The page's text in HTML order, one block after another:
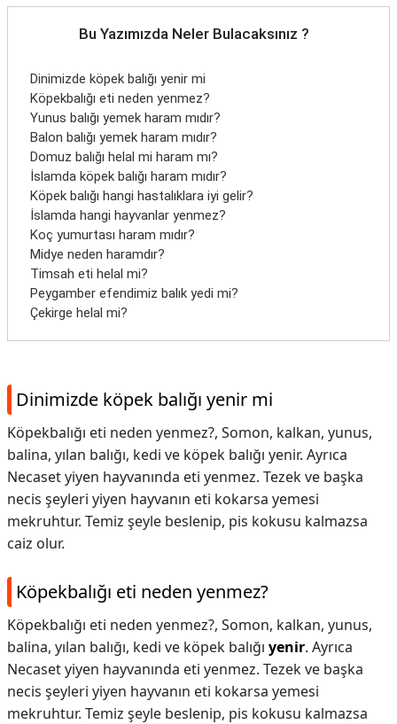
Bu Yazımızda Neler Bulacaksınız ?
Dinimizde köpek balığı yenir mi
Köpekbalığı eti neden yenmez?
Yunus balığı yemek haram mıdır?
Balon balığı yemek haram mıdır?
Domuz balığı helal mi haram mı?
İslamda köpek balığı haram mıdır?
Köpek balığı hangi hastalıklara iyi gelir?
İslamda hangi hayvanlar yenmez?
Koç yumurtası haram mıdır?
Midye neden haramdır?
Timsah eti helal mi?
Peygamber efendimiz balık yedi mi?
Çekirge helal mi?
Dinimizde köpek balığı yenir mi
Köpekbalığı eti neden yenmez?, Somon, kalkan, yunus,
balina, yılan balığı, kedi ve köpek balığı yenir. Ayrıca
Necaset yiyen hayvanında eti yenmez. Tezek ve başka
necis şeyleri yiyen hayvanın eti kokarsa yemesi
mekruhtur. Temiz şeyle beslenip, pis kokusu kalmazsa
caiz olur.
Köpekbalığı eti neden yenmez?
Köpekbalığı eti neden yenmez?, Somon, kalkan, yunus,
balina, yılan balığı, kedi ve köpek balığı yenir. Ayrıca
Necaset yiyen hayvanında eti yenmez. Tezek ve başka
necis şeyleri yiyen hayvanın eti kokarsa yemesi
mekruhtur. Temiz şeyle beslenip, pis kokusu kalmazsa